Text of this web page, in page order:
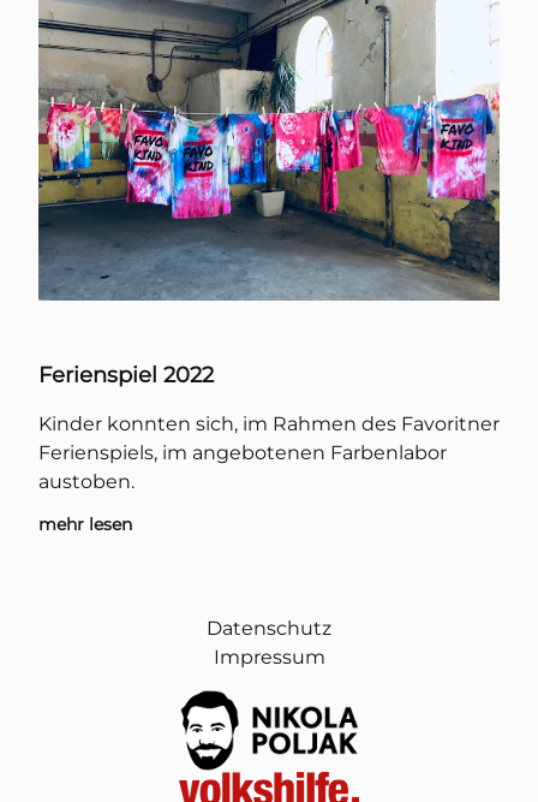
Ferienspiel 2022
Kinder konnten sich, im Rahmen des Favoritner
Ferienspiels, im angebotenen Farbenlabor
austoben.
mehr lesen
Datenschutz
Impressum